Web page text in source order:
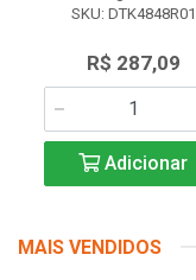
SKU: DTK4848R01
R$ 287,09
Adicionar
MAIS VENDIDOS